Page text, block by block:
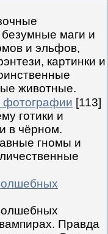
маги и
и эльфов,
картинки и
животные.
фотографии [113]
готики и
в чёрном.
гномы и
Правда